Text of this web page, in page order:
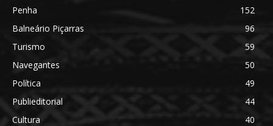
Penha
152
Balneário Piçarras
96
Turismo
59
Navegantes
50
Política
49
Publieditorial
44
Cultura
40